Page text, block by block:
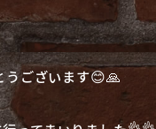
うございます😊🙏